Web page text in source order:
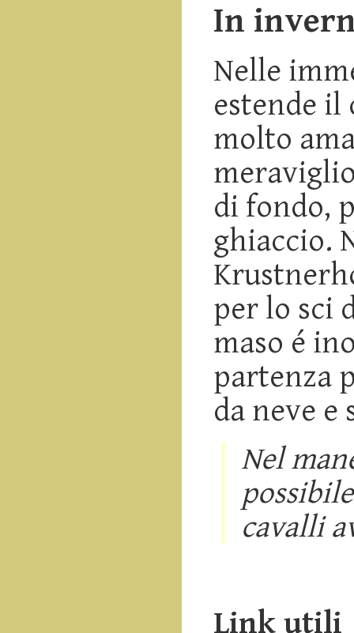
In
Nelle
estende il
molto
di fondo,
ghiaccio.
per lo sci
maso é
partenza
da neve
Nel
cavalli
Link utili